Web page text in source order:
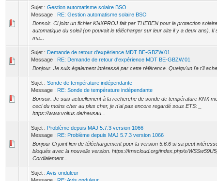
Sujet : Gestion automatisme solaire BSO
Message : RE: Gestion automatisme solaire BSO
Bonsoir. Ci joint un fichier KNXPROJ fait par THEBEN pour la protection
automatique du soleil (on pouvait le télécharger sur leur site il y a deux ans). Il
ma...
Sujet : Demande de retour d'expérience MDT BE-GBZW.01
Message : RE: Demande de retour d'expérience MDT BE-GBZW.01
Bonjour. Je suis également intéressé par cette référence. Quelqu'un l'a t'il
Sujet : Sonde de température indépendante
Message : RE: Sonde de température indépendante
Bonsoir. Je suis actuellement à la recherche de sonde de température KNX
ceci du moins cher au plus cher, je n'ai pas encore regardé sous ETS: _
https://www.voltus.de/hausau...
Sujet : Problème depuis MAJ 5.7.3 version 1066
Message : RE: Problème depuis MAJ 5.7.3 version 1066
Bonjour Ci joint lien de téléchargement pour la version 5.6.6 si sa peut
bloqués avec la nouvelle version. https://knxcloud.org/index.php/s/
Cordialement...
Sujet : Avis onduleur